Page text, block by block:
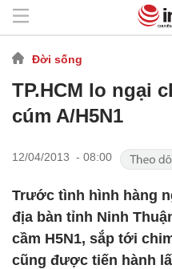
Đời sống
TP.HCM lo ngại
cúm A/H5N1
12/04/2013 - 08:00
Trước tình hình hàng
địa bàn tỉnh Ninh
cầm H5N1, sắp tới
cũng được tiến hành